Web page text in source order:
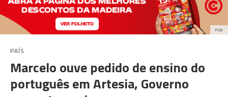
PUB
PAÍS
Marcelo ouve pedido de ensino do
português em Artesia, Governo